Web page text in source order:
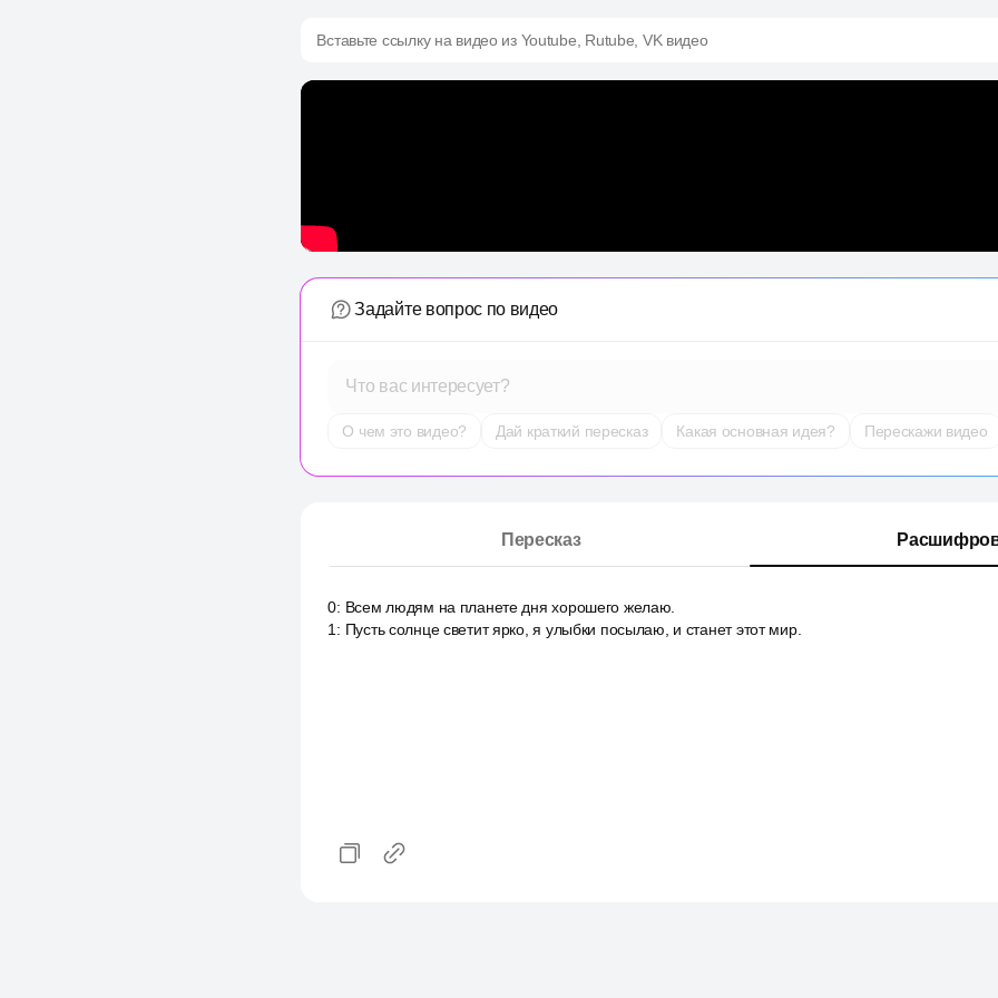
Вставьте ссылку на видео из Youtube, Rutube, VK видео
Задайте вопрос по видео
Что вас интересует?
О чем это видео? Дай краткий пересказ Какая основная идея? Перескажи видео
Пересказ
0: Всем людям на планете дня хорошего желаю.
1 : Пусть солнце светит ярко, я улыбки посылаю, и станет этот мир.